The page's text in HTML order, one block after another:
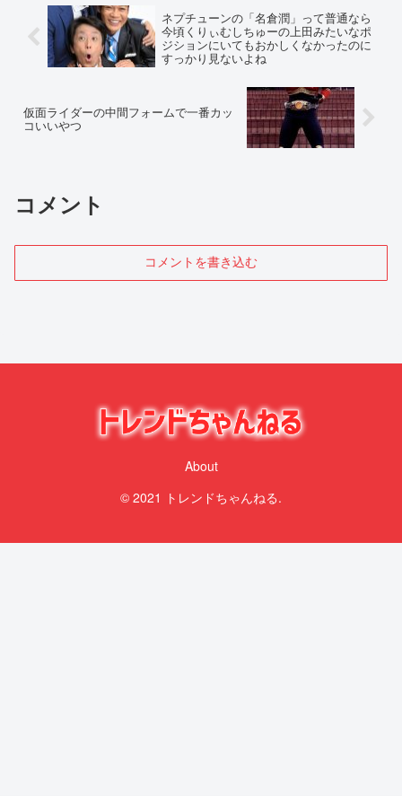
ネプチューンの「名倉潤」って普通なら
今頃くりぃむしちゅーの上田みたいなポ
ジションにいてもおかしくなかったのに
すっかり見ないよね
仮面ライダーの中間フォームで一番カッ
コいいやつ
コメント
コメントを書き込む
About
© 2021 トレンドちゃんねる.